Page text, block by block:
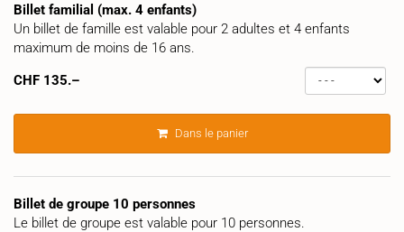
Billet familial (max. 4 enfants)
Un billet de famille est valable pour 2 adultes et 4 enfants
maximum de moins de 16 ans.
CHF 135.–
Dans le panier
Billet de groupe 10 personnes
Le billet de groupe est valable pour 10 personnes.